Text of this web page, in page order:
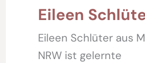
Eileen
Eileen Schlüter aus
NRW ist gelernte